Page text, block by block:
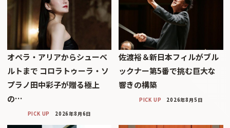
オペラ・アリアからシューベ
ルトまで コロラトゥーラ・ソ
プラノ田中彩子が贈る極上
の…
PICK UP 2026年8月6日
佐渡裕＆新日本フィルがブル
ックナー第5番で挑む巨大な
響きの構築
PICK UP 2026年8月5日